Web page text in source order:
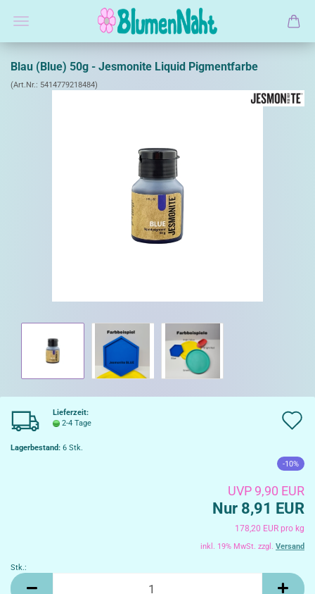
Blau (Blue) 50g - Jesmonite Liquid Pigmentfarbe
(Art.Nr.: 5414779218484)
Lieferzeit:
2-4 Tage
Lagerbestand: 6 Stk.
-10%
UVP 9,90 EUR
Nur 8,91 EUR
178,20 EUR pro kg
inkl. 19% MwSt. zzgl. Versand
Stk.:
Stk.